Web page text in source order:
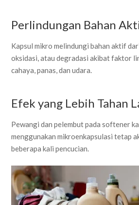
Perlindungan Bahan
Kapsul mikro melindungi bahan aktif
oksidasi, atau degradasi akibat faktor
cahaya, panas, dan udara.
Efek yang Lebih Tahan
Pewangi dan pelembut pada softener
menggunakan mikroenkapsulasi tetap
beberapa kali pencucian.